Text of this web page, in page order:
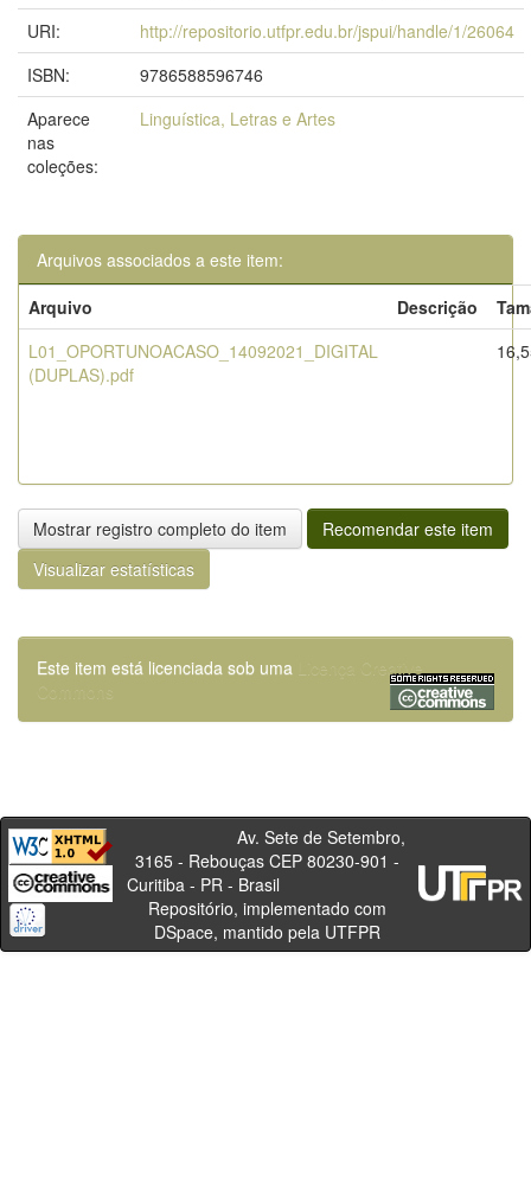
URI:
http://repositorio.utfpr.edu.br/jspui/handle/1/26064
ISBN:
9786588596746
Aparece
nas
coleções:
Linguística, Letras e Artes
Arquivos associados a este item:
Arquivo
Descrição
L01_OPORTUNOACASO_14092021_DIGITAL
(DUPLAS).pdf
Mostrar registro completo do item
Recomendar este item
Visualizar estatísticas
Este item está licenciada sob uma
Licença Creative
Commons
Av. Sete de Setembro,
3165 - Rebouças CEP 80230-901 -
Curitiba - PR - Brasil
Repositório, implementado com
DSpace, mantido pela UTFPR